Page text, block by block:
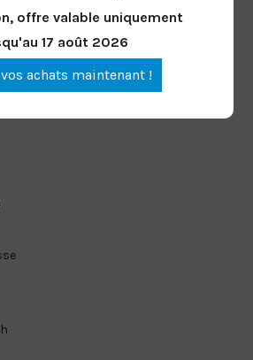
offre valable uniquement
17 août 2026
achats maintenant !